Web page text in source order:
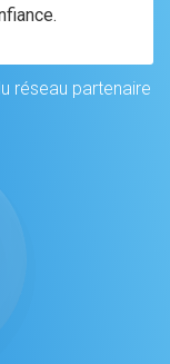
réseau partenaire